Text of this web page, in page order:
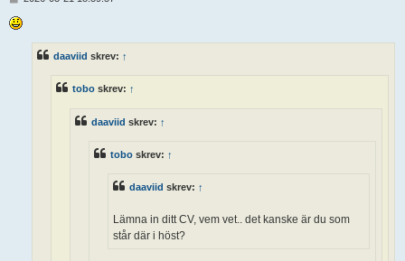
l
ä
daaviid skrev: ↑
tobo skrev: ↑
daaviid skrev: ↑
tobo skrev: ↑
daaviid skrev: ↑
Lämna in ditt CV, vem vet.. det kanske är du som
står där i höst?